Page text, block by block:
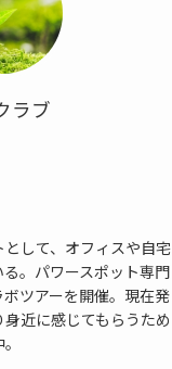
ラブ
して、オフィスや自宅
。パワースポット専門
ツアーを開催。現在発
近に感じてもらうため